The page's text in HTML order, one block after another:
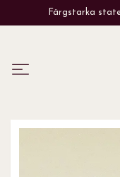
Färgstarka